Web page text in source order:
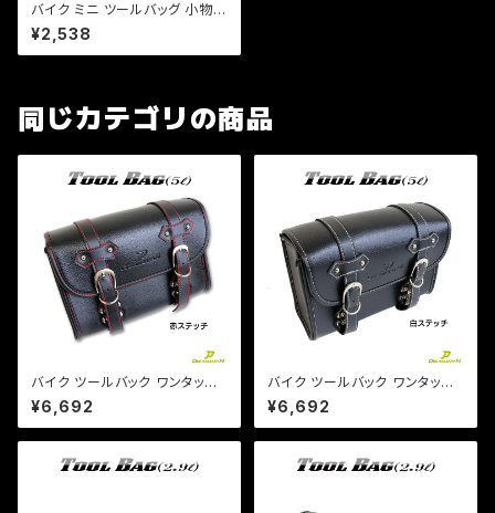
バイク ミニ ツールバッグ 小物
工具入れ 合皮 円筒【 ダークブ
ラウン 】 a355 アメリカン/マグ
ナ/ビラーゴ/DS/エイプ
¥2,538
同じカテゴリの商品
バイク ツールバック ワンタッチ
型 内ポケット付!(赤ステッチ) (5
L)ブラック ツールバッグ 合皮【D
ream-Japanオリジナル】DS S
¥6,692
バイク ツールバック ワンタッチ
型 内ポケット付!(白ステッチ) (5
L)ブラック ツールバッグ 合皮【D
ream-Japanオリジナル】DS S
¥6,692